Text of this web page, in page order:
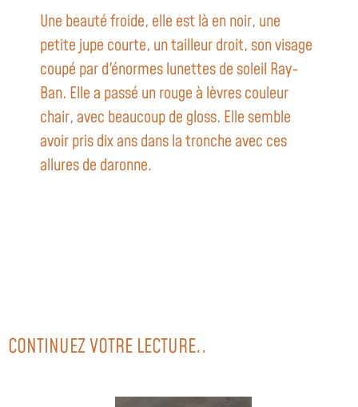
Une beauté froide, elle est là en noir, une
petite jupe courte, un tailleur droit, son visage
coupé par d'énormes lunettes de soleil Ray-
Ban. Elle a passé un rouge à lèvres couleur
chair, avec beaucoup de gloss. Elle semble
avoir pris dix ans dans la tronche avec ces
allures de daronne.
CONTINUEZ VOTRE LECTURE..